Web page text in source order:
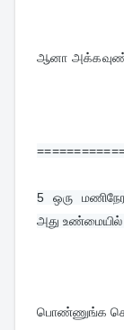
ஆனா
5 ஒரு
அது உண்மையில்
பொண்ணுங்க